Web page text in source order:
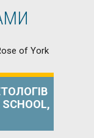
SCHOOL,